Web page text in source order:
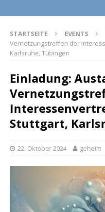
STARTSEITE EVENTS
Vernetzungstreffen der
Karlsruhe, Tübingen
Einladung:
Stuttgart,
22. Oktober 2024 geheim